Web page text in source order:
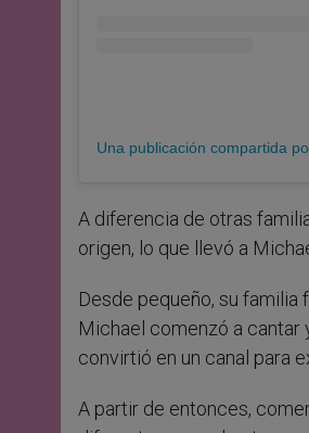
A diferencia de otras
origen, lo que llevó a
Desde pequeño, su
Michael comenzó a cantar
convirtió en un canal para
A partir de entonces,